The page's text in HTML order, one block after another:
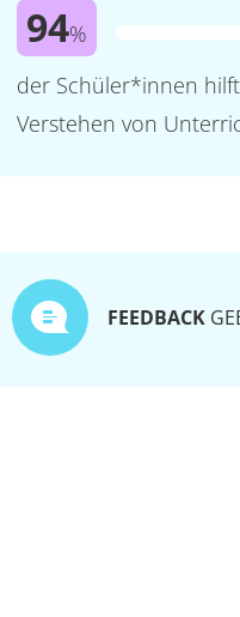
94%
der Schüler*innen
Verstehen von
FEEDBACK